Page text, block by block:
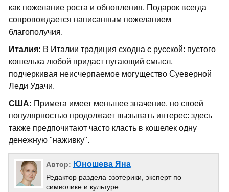
как пожелание роста и обновления. Подарок всегда
сопровождается написанным пожеланием
благополучия.
Италия: В Италии традиция сходна с русской: пустого
кошелька любой придаст пугающий смысл,
подчеркивая неисчерпаемое могущество Суеверной
Леди Удачи.
США: Примета имеет меньшее значение, но своей
популярностью продолжает вызывать интерес: здесь
также предпочитают часто класть в кошелек одну
денежную "наживку".
Автор: Юношева Яна
Редактор раздела эзотерики, эксперт по
символике и культуре.